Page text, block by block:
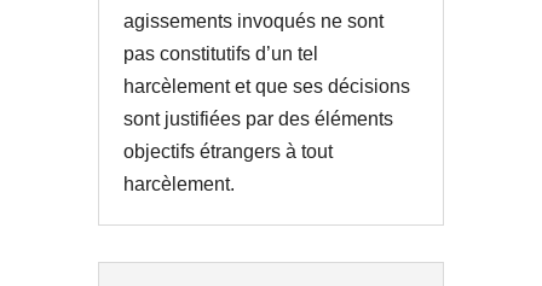
agissements invoqués ne sont
pas constitutifs d’un tel
harcèlement et que ses décisions
sont justifiées par des éléments
objectifs étrangers à tout
harcèlement.